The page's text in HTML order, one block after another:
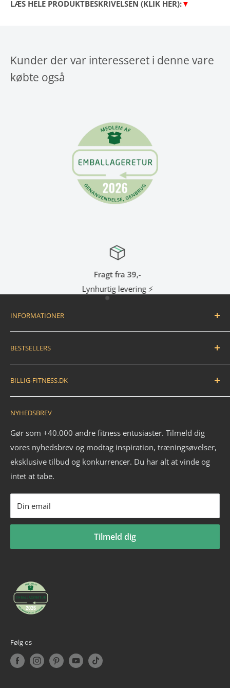
LÆS HELE PRODUKTBESKRIVELSEN (KLIK HER):▼
Kunder der var interesseret i denne vare
købte også
Fragt fra 39,-
Lynhurtig levering ⚡
NYHEDSBREV
Gør som +40.000 andre fitness entusiaster. Tilmeld dig
vores nyhedsbrev og modtag inspiration, træningsøvelser,
eksklusive tilbud og konkurrencer. Du har alt at vinde og
intet at tabe.
Din email
Tilmeld dig
INFORMATIONER
Handelsbetingelser
Fortryd dit køb / bestil returlabel
FAQ
EAN betaling
Anmeldelser
Kontakt
Om os
Ledige stillinger
Fitness blog
Blog om styrketræning
Privatlivspolitik
Refusionspolitik
BESTSELLERS
Træningsmåtte
Træningsbold
Træningselastik
Håndvægte
Pull up bar
Kettlebell
Aerobic vægtstang sæt
Vægtstang
Vægtskive
BILLIG-FITNESS.DK
N.K. Import APS
Savværksvej 3
6360 Tinglev
CVR: 33772580
_______________________
Mail: info@billig-fitness.dk
Følg os